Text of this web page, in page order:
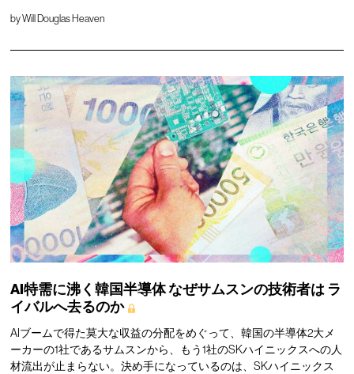
byWill Douglas Heaven
AI特需に沸く韓国半導体なぜサムスンの技術者は ラ
イバルへ去るのか
AIブームで得た莫大な収益の分配をめぐって、韓国の半導体2大メ
ーカーの1社であるサムスンから、もう1社のSKハイニックスへの人
材流出が止まらない。決め手になっているのは、SKハイニックス